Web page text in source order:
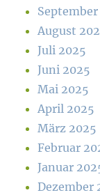
August
Juli 2025
Juni 2025
Mai 2025
April 2025
März 2025
Februar
Januar
Dezember